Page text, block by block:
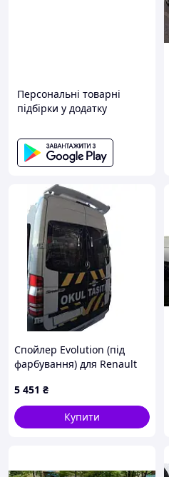
Персональні товарні
підбірки у додатку
Спойлер Evolution (під
фарбування) для Renault
5 451 ₴
Купити